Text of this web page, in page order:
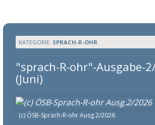
KATEGORIE: SPRACH-R-OHR
"sprach-R-ohr"-Ausgabe-
(Juni)
(c) ÖSB-Sprach-R-ohr Ausg.2/2026